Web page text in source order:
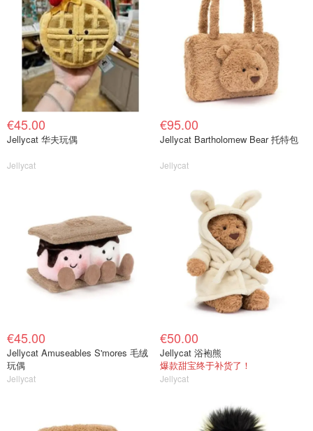
€45.00
Jellycat 华夫玩偶
Jellycat
€95.00
Jellycat Bartholomew Bear 托特包
Jellycat
€45.00
Jellycat Amuseables S'mores 毛绒
玩偶
Jellycat
€50.00
Jellycat 浴袍熊
爆款甜宝终于补货了！
Jellycat